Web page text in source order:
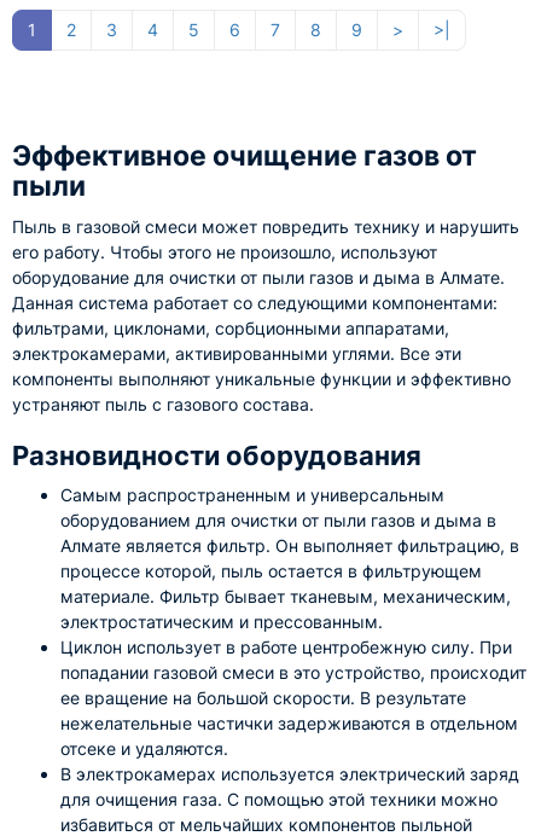
1 2 3 4 5 6 7 8 9 > >|
Эффективное очищение газов от
пыли
Пыль в газовой смеси может повредить технику и нарушить
его работу. Чтобы этого не произошло, используют
оборудование для очистки от пыли газов и дыма в Алмате.
Данная система работает со следующими компонентами:
фильтрами, циклонами, сорбционными аппаратами,
электрокамерами, активированными углями. Все эти
компоненты выполняют уникальные функции и эффективно
устраняют пыль с газового состава.
Разновидности оборудования
Самым распространенным и универсальным
оборудованием для очистки от пыли газов и дыма в
Алмате является фильтр. Он выполняет фильтрацию, в
процессе которой, пыль остается в фильтрующем
материале. Фильтр бывает тканевым, механическим,
электростатическим и прессованным.
Циклон использует в работе центробежную силу. При
попадании газовой смеси в это устройство, происходит
ее вращение на большой скорости. В результате
нежелательные частички задерживаются в отдельном
отсеке и удаляются.
В электрокамерах используется электрический заряд
для очищения газа. С помощью этой техники можно
избавиться от мельчайших компонентов пыльной